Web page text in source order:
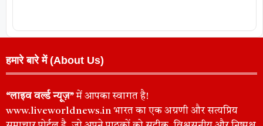
हमारे बारे में (About Us)
“लाइव वर्ल्ड न्यूज़”में आपका स्वागत है!
www.liveworldnews.in भारत का एक अग्रणी और सत्यप्रिय